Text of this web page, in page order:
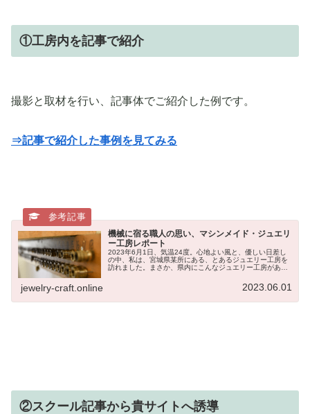
①工房内を記事で紹介
撮影と取材を行い、記事体でご紹介した例です。
⇒記事で紹介した事例を見てみる
機械に宿る職人の思い、マシンメイド・ジュエリ
ー工房レポート
2023年6月1日、気温24度。心地よい風と、優しい日差し
の中、私は、宮城県某所にある、とあるジュエリー工房を
訪れました。まさか、県内にこんなジュエリー工房がある
jewelry-craft.online 2023.06.01
②スクール記事から貴サイトへ誘導